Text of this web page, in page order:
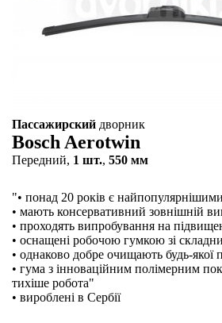
Пассажирский дворник
Bosch Aerotwin
Передний, 1 шт., 550 мм
"• понад 20 років є найпопулярнішими
• мають консервативний зовнішній
• проходять випробування на
• оснащені робочою гумкою зі
• однаково добре очищають будь-якої
• гума з інноваційним полімерним
тихіше робота"
• вироблені в Сербії